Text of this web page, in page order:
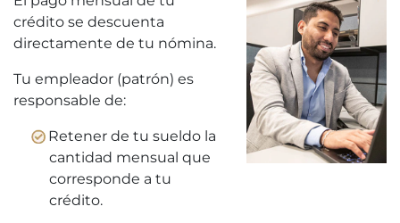
crédito se descuenta
directamente de tu nómina.
Tu empleador (patrón) es
responsable de:
Retener de tu sueldo la
cantidad mensual que
corresponde a tu
crédito.